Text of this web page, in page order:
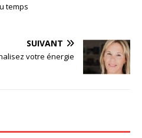
temps
SUIVANT
votre énergie